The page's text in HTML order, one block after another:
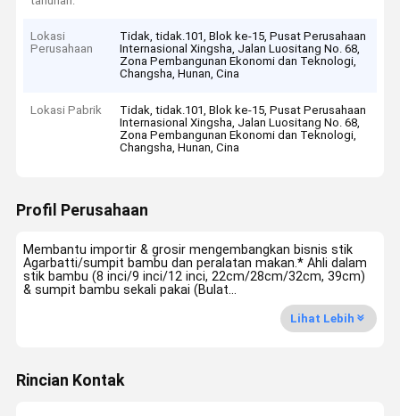
Lokasi
Perusahaan
Tidak, tidak.101, Blok ke-15, Pusat Perusahaan
Internasional Xingsha, Jalan Luositang No. 68,
Zona Pembangunan Ekonomi dan Teknologi,
Changsha, Hunan, Cina
Lokasi Pabrik
Tidak, tidak.101, Blok ke-15, Pusat Perusahaan
Internasional Xingsha, Jalan Luositang No. 68,
Zona Pembangunan Ekonomi dan Teknologi,
Changsha, Hunan, Cina
Profil Perusahaan
Membantu importir & grosir mengembangkan bisnis stik
Agarbatti/sumpit bambu dan peralatan makan.* Ahli dalam
stik bambu (8 inci/9 inci/12 inci, 22cm/28cm/32cm, 39cm)
& sumpit bambu sekali pakai (Bulat...
Lihat Lebih
Rincian Kontak